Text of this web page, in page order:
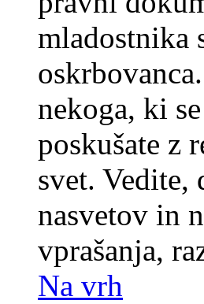
mladostnika
nekoga, ki
poskušate z
svet.
nasvetov in
vprašanja,
Na vrh